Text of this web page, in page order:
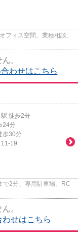
フィス空間、業種相談、
。
わせはこちら
駅 徒歩2分
24分
歩30分
11-19
で2分、専用駐車場、RC
。
せはこちら